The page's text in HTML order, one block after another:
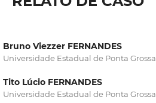
Bruno Viezzer FERNANDES
Universidade Estadual de Ponta Grossa
Tito Lúcio FERNANDES
Universidade Estadual de Ponta Grossa